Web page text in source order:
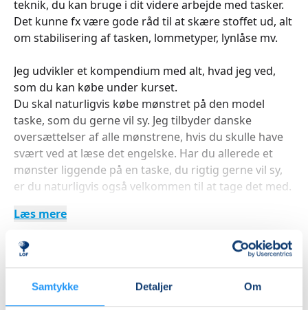
Samtykke Detaljer Om
teknik, du kan bruge i dit videre arbejde med tasker.
Det kunne fx være gode råd til at skære stoffet ud, alt
om stabilisering af tasken, lommetyper, lynlåse mv.
Jeg udvikler et kompendium med alt, hvad jeg ved,
som du kan købe under kurset.
Du skal naturligvis købe mønstret på den model
taske, som du gerne vil sy. Jeg tilbyder danske
oversættelser af alle mønstrene, hvis du skulle have
svært ved at læse det engelske. Har du allerede et
mønster liggende på en taske, du rigtig gerne vil sy,
er du naturligvis også velkommen til at tage det med.
Inden kurset modtager du en mail med billeder af
Du skal selv medbringe stof og andre materialer til
hver kursusgang.
Under kurset syr vi på maskine efter amerikanske
mål.
Læs mere
Indlæser frie pladser...